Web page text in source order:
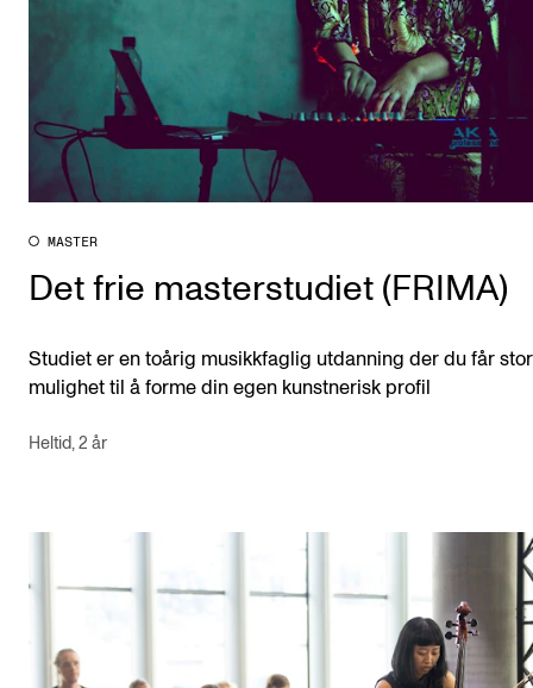
MASTER
Det frie masterstudiet (FRIMA)
Studiet er en toårig musikkfaglig utdanning der du får stor
mulighet til å forme din egen kunstnerisk profil
Heltid, 2 år